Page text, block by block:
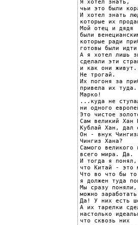
Я хотел знать,
чьи это были
И хотел знать
которые их
Мой отец и дядя
были
которые ради
готовы были
А я хотел лишь
сделали эти
и как они живут.
Не трогай.
Их погоня за
привела их
Марко!
...куда не
ни одного
Это чистое
Сам великий Хан
Кублай Хан, дал
Он - внук
Чингиз Хана?
Самого великого
всего мира. Да.
И тогда я понял,
что Китай - это
Что во что бы
я должен туда
Мы сразу
можно
Да! У них есть
А их тарелки
настолько
что сквозь них